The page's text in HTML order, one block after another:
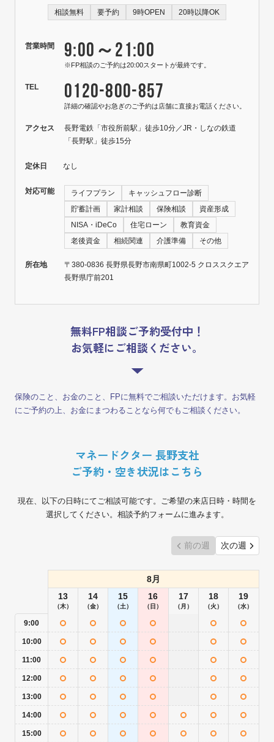
相談無料 要予約 9時OPEN 20時以降OK
営業時間 9:00～21:00
※FP相談のご予約は20:00スタートが最終です。
TEL 0120-800-857
詳細の確認やお急ぎのご予約は店舗に直接お電話ください。
アクセス
長野電鉄「市役所前駅」徒歩10分／JR・しなの鉄道
「長野駅」徒歩15分
定休日 なし
対応可能 ライフプラン
キャッシュフロー診断
貯蓄計画
家計相談 保険相談
資産形成
NISA・iDeCo
住宅ローン
教育資金
老後資金
相続関連 介護準備 その他
所在地
〒380-0836 長野県長野市南県町1002-5 クロススクエア
長野県庁前201
無料FP相談ご予約受付中！
お気軽にご相談ください。
保険のこと、お金のこと、FPに無料でご相談いただけます。お気軽
にご予約の上、お金にまつわることなら何でもご相談ください。
マネードクター 長野支社
ご予約・空き状況はこちら
現在、以下の日時にてご相談可能です。ご希望の来店日時・時間を
選択してください。相談予約フォームに進みます。
前の週 次の週
9:00
10:00
11:00
12:00
13:00
14:00
15:00
8月
13
（木）
14
（金）
15
（土）
16
（日）
17
（月）
18
（火）
19
（水）